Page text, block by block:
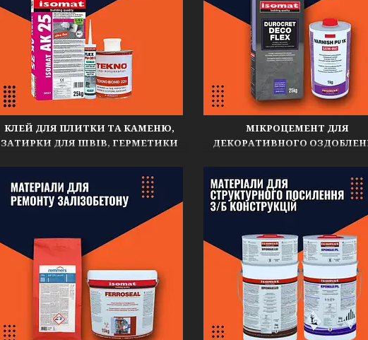
КЛЕЙ ДЛЯ ПЛИТКИ ТА КАМЕНЮ,
ЗАТИРКИ ДЛЯ ШВІВ, ГЕРМЕТИКИ
МІКРОЦЕМЕНТ ДЛЯ
ДЕКОРАТИВНОГО